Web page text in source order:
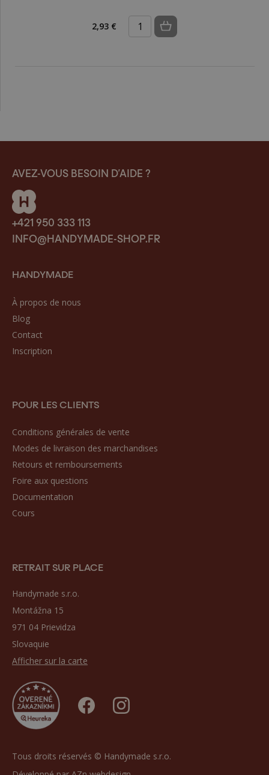
2,93 €
AVEZ-VOUS BESOIN D’AIDE ?
+421 950 333 113
INFO@HANDYMADE-SHOP.FR
HANDYMADE
À propos de nous
Blog
Contact
Inscription
POUR LES CLIENTS
Conditions générales de vente
Modes de livraison des marchandises
Retours et remboursements
Foire aux questions
Documentation
Cours
RETRAIT SUR PLACE
Handymade s.r.o.
Montážna 15
971 04 Prievidza
Slovaquie
Afficher sur la carte
Tous droits réservés © Handymade s.r.o.